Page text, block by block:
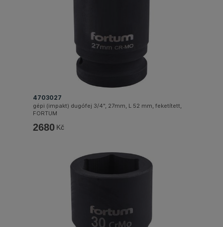
4703027
gépi (impakt) dugófej 3/4", 27mm, L 52 mm, feketített,
FORTUM
2680 Kč